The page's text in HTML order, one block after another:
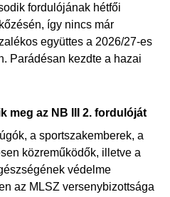
fordulójának hétfői
így nincs már
együttes a 2026/27-es
Parádésan kezdte a hazai
meg az NB III 2. fordulóját
a sportszakemberek, a
közreműködők, illetve a
védelme
az MLSZ versenybizottsága